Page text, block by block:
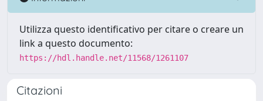
Utilizza questo identificativo per citare o creare un
link a questo documento:
https://hdl.handle.net/11568/1261107
Citazioni